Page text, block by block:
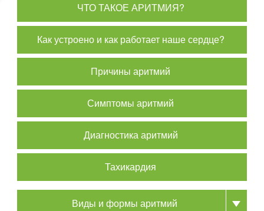
ЧТО ТАКОЕ АРИТМИЯ?
Как устроено и как работает наше сердце?
Причины аритмий
Симптомы аритмий
Диагностика аритмий
Тахикардия
Виды и формы аритмий